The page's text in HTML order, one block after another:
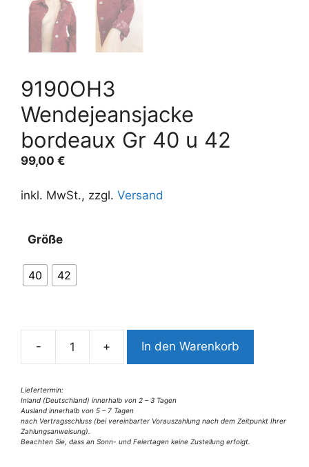
9190OH3
Wendejeansjacke
bordeaux Gr 40 u 42
99,00 €
inkl. MwSt., zzgl. Versand
Größe
40 42
-
9190OH3
Gr
40
u
+ In den Warenkorb
Liefertermin:
Inland (Deutschland) innerhalb von 2 – 3 Tagen
Ausland innerhalb von 5 – 7 Tagen
nach Vertragsschluss (bei vereinbarter Vorauszahlung nach dem Zeitpunkt Ihrer
Zahlungsanweisung).
Beachten Sie, dass an Sonn- und Feiertagen keine Zustellung erfolgt.
t
e
a
i
v
e
: